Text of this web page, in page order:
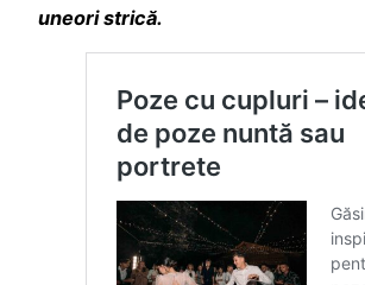
uneori strică.